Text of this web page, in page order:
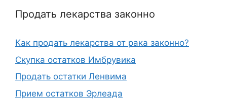
Продать лекарства законно
Как продать лекарства от рака законно?
Скупка остатков Имбрувика
Продать остатки Ленвима
Прием остатков Эрлеада